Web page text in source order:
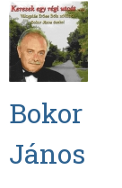
Bokor
János